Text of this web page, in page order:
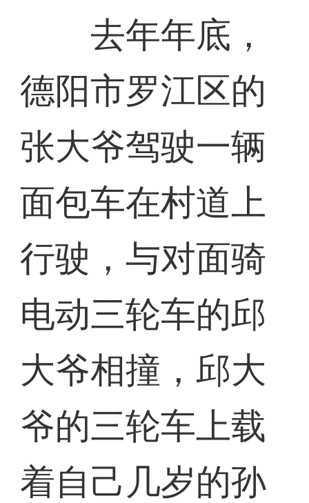
去年年底，
德阳市罗江区的
张大爷驾驶一辆
面包车在村道上
行驶，与对面骑
电动三轮车的邱
大爷相撞，邱大
爷的三轮车上载
着自己几岁的孙